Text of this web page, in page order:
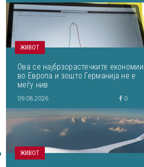
ЖИВОТ
Ова се најбрзорастечките економии
во Европа и зошто Германија не е
меѓу нив
09.08.2026 0
ЖИВОТ